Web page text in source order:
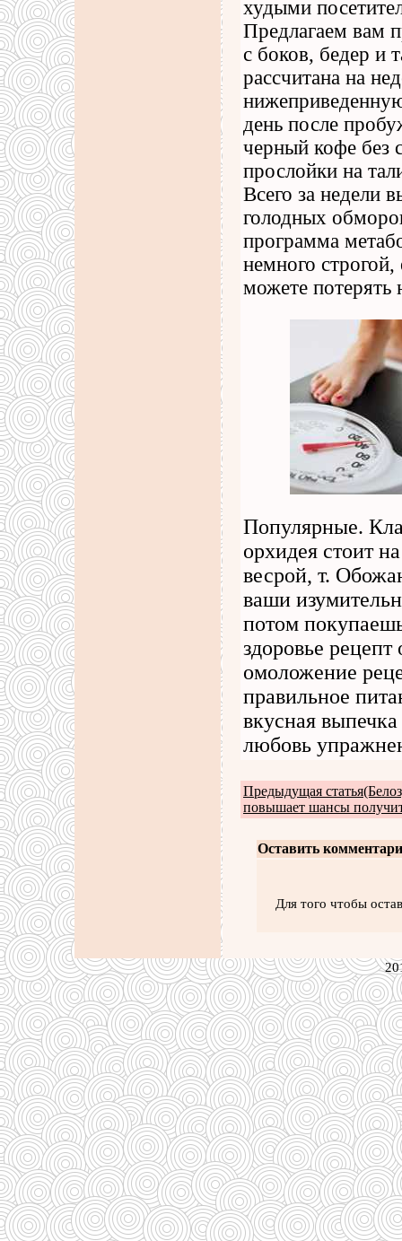
худыми
Предлагаем вам
с боков, бедер и
рассчитана на
день после
черный кофе без
прослойки на
Всего за недели
голодных
программа
немного строгой,
можете потерять
Популярные.
орхидея стоит
весрой, т.
ваши
потом
здоровье
омоложение
правильное
вкусная
любовь
Предыдущая
повышает шансы
Оставить
Для того чтобы